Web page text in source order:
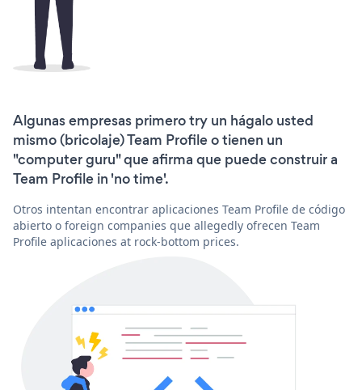
Algunas empresas primero try un hágalo usted
mismo (bricolaje) Team Profile o tienen un
"computer guru" que afirma que puede construir a
Team Profile in 'no time'.
Otros intentan encontrar aplicaciones Team Profile de código
abierto o foreign companies que allegedly ofrecen Team
Profile aplicaciones at rock-bottom prices.